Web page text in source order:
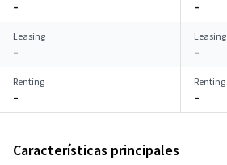
–
–
Leasing
–
Leasing
–
Renting
–
Renting
–
Características principales